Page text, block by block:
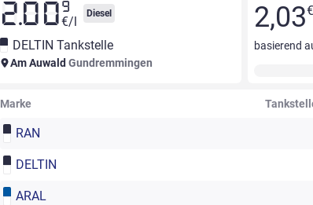
2.00 9
€/l
Diesel
DELTIN Tankstelle
Am Auwald Gundremmingen
2,03
basierend
Marke
RAN
DELTIN
ARAL